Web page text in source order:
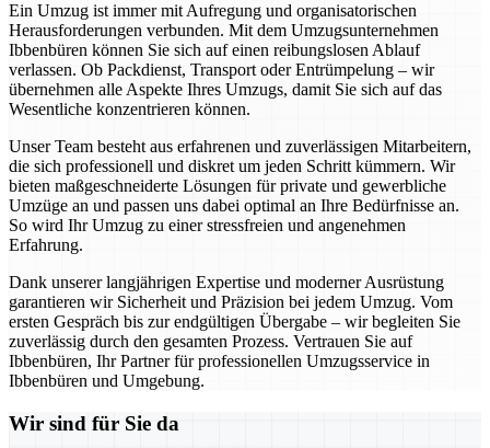
Ein Umzug ist immer mit Aufregung und organisatorischen
Herausforderungen verbunden. Mit dem Umzugsunternehmen
Ibbenbüren können Sie sich auf einen reibungslosen Ablauf
verlassen. Ob Packdienst, Transport oder Entrümpelung – wir
übernehmen alle Aspekte Ihres Umzugs, damit Sie sich auf das
Wesentliche konzentrieren können.
Unser Team besteht aus erfahrenen und zuverlässigen Mitarbeitern,
die sich professionell und diskret um jeden Schritt kümmern. Wir
bieten maßgeschneiderte Lösungen für private und gewerbliche
Umzüge an und passen uns dabei optimal an Ihre Bedürfnisse an.
So wird Ihr Umzug zu einer stressfreien und angenehmen
Erfahrung.
Dank unserer langjährigen Expertise und moderner Ausrüstung
garantieren wir Sicherheit und Präzision bei jedem Umzug. Vom
ersten Gespräch bis zur endgültigen Übergabe – wir begleiten Sie
zuverlässig durch den gesamten Prozess. Vertrauen Sie auf
Ibbenbüren, Ihr Partner für professionellen Umzugsservice in
Ibbenbüren und Umgebung.
Wir sind für Sie da